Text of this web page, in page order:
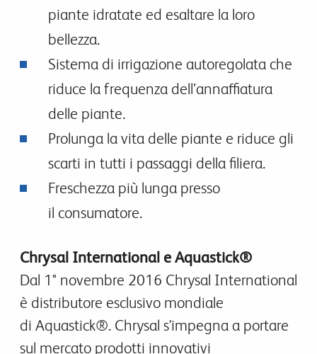
piante idratate ed esaltare la loro
bellezza.
Sistema di irrigazione autoregolata che
riduce la frequenza dell’annaffiatura
delle piante.
Prolunga la vita delle piante e riduce gli
scarti in tutti i passaggi della filiera.
Freschezza più lunga presso
il consumatore.
Chrysal International e Aquastick®
Dal 1° novembre 2016 Chrysal International
è distributore esclusivo mondiale
di Aquastick®. Chrysal s'impegna a portare
sul mercato prodotti innovativi